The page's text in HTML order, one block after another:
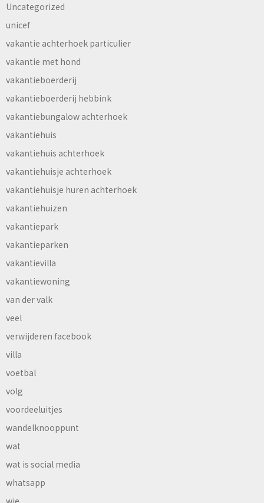
Uncategorized
unicef
vakantie achterhoek particulier
vakantie met hond
vakantieboerderij
vakantieboerderij hebbink
vakantiebungalow achterhoek
vakantiehuis
vakantiehuis achterhoek
vakantiehuisje achterhoek
vakantiehuisje huren achterhoek
vakantiehuizen
vakantiepark
vakantieparken
vakantievilla
vakantiewoning
van der valk
veel
verwijderen facebook
villa
voetbal
volg
voordeeluitjes
wandelknooppunt
wat
wat is social media
whatsapp
wie